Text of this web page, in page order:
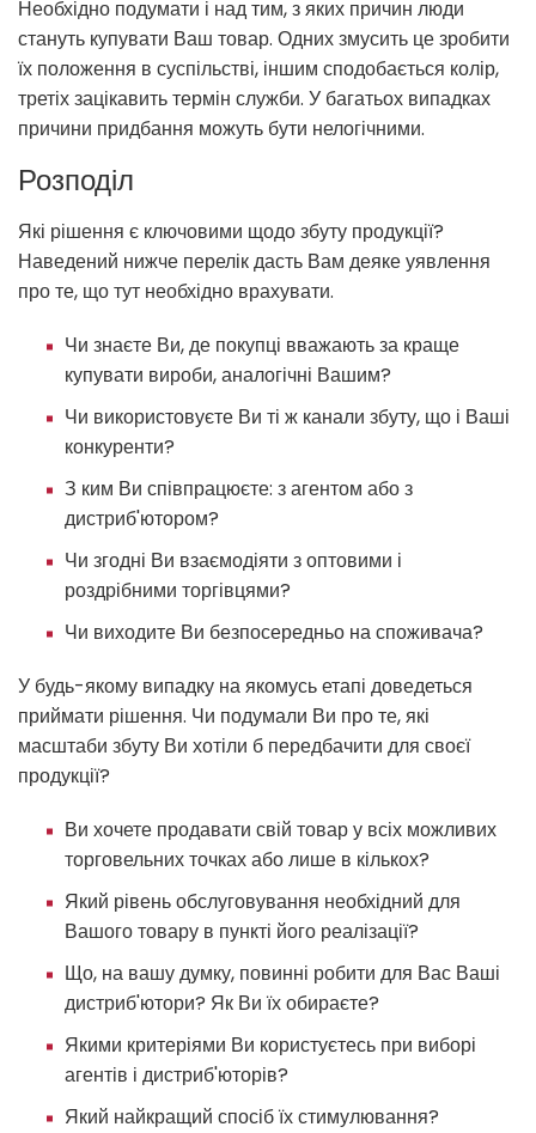
Необхідно подумати і над тим, з яких причин люди
стануть купувати Ваш товар. Одних змусить це зробити
їх положення в суспільстві, іншим сподобається колір,
третіх зацікавить термін служби. У багатьох випадках
причини придбання можуть бути нелогічними.
Розподіл
Які рішення є ключовими щодо збуту продукції?
Наведений нижче перелік дасть Вам деяке уявлення
про те, що тут необхідно врахувати.
Чи знаєте Ви, де покупці вважають за краще
купувати вироби, аналогічні Вашим?
Чи використовуєте Ви ті ж канали збуту, що і Ваші
конкуренти?
З ким Ви співпрацюєте: з агентом або з
дистриб'ютором?
Чи згодні Ви взаємодіяти з оптовими і
роздрібними торгівцями?
Чи виходите Ви безпосередньо на споживача?
У будь-якому випадку на якомусь етапі доведеться
приймати рішення. Чи подумали Ви про те, які
масштаби збуту Ви хотіли б передбачити для своєї
продукції?
Ви хочете продавати свій товар у всіх можливих
торговельних точках або лише в кількох?
Який рівень обслуговування необхідний для
Вашого товару в пункті його реалізації?
Що, на вашу думку, повинні робити для Вас Ваші
дистриб'ютори? Як Ви їх обираєте?
Якими критеріями Ви користуєтесь при виборі
агентів і дистриб'юторів?
Який найкращий спосіб їх стимулювання?